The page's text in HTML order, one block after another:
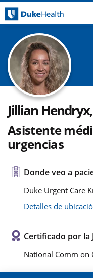
Jillian
Asistente
urgencias
Donde veo a
Duke Urgent Care
Detalles de
Certificado por la
National Comm on